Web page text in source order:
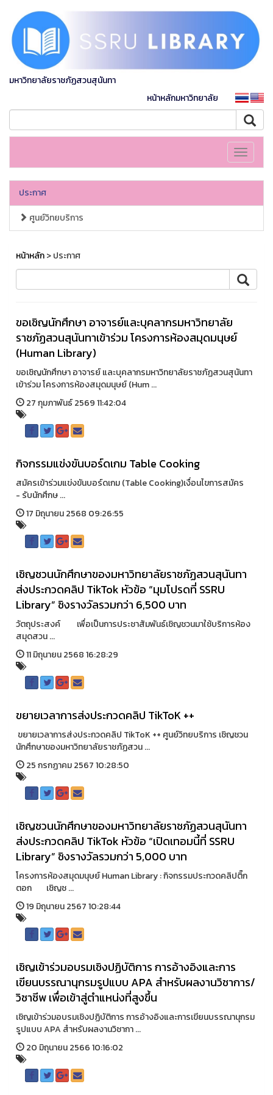
มหาวิทยาลัยราชภัฏสวนสุนันทา
หน้าหลักมหาวิทยาลัย
Toggle
ประกาศ
ศูนย์วิทยบริการ
หน้าหลัก> ประกาศ
ขอเชิญนักศึกษา​ อาจารย์​ และบุคลากรมหาวิทยาลัย
ราชภัฏสวนสุนันทาเข้าร่วม โครงการห้องสมุดมนุษย์
(Human Library)
ขอเชิญนักศึกษา อาจารย์ และบุคลากรมหาวิทยาลัยราชภัฏสวนสุนันทา
เข้าร่วม โครงการห้องสมุดมนุษย์ (Hum ...
27 กุมภาพันธ์ 2569 11:42:04
กิจกรรมแข่งขันบอร์ดเกม Table Cooking
สมัครเข้าร่วมแข่งขันบอร์ดเกม (Table Cooking)เงื่อนไขการสมัคร
- รับนักศึกษ ...
17 มิถุนายน 2568 09:26:55
เชิญชวนนักศึกษาของมหาวิทยาลัยราชภัฏสวนสุนันทา
ส่งประกวดคลิป TikTok หัวข้อ “มุมโปรดที่ SSRU
Library” ชิงรางวัลรวมกว่า 6,500 บาท
วัตถุประสงค์ เพื่อเป็นการประชาสัมพันธ์เชิญชวนมาใช้บริการห้อง
สมุดสวน ...
11 มิถุนายน 2568 16:28:29
ขยายเวลาการส่งประกวดคลิป TikToK ++
ขยายเวลาการส่งประกวดคลิป TikToK ++ ศูนย์วิทยบริการ เชิญชวน
นักศึกษาของมหาวิทยาลัยราชภัฏสวน ...
25 กรกฏาคม 2567 10:28:50
เชิญชวนนักศึกษาของมหาวิทยาลัยราชภัฏสวนสุนันทา
ส่งประกวดคลิป TikTok หัวข้อ “เปิดเทอมนี้ที่ SSRU
Library” ชิงรางวัลรวมกว่า 5,000 บาท
โครงการห้องสมุดมนุษย์ Human Library : กิจกรรมประกวดคลิปติ๊ก
ตอก เชิญช ...
19 มิถุนายน 2567 10:28:44
เชิญเข้าร่วมอบรมเชิงปฏิบัติการ การอ้างอิงและการ
เขียนบรรณานุกรมรูปแบบ APA สำหรับผลงานวิชาการ/
วิชาชีพ เพื่อเข้าสู่ตำแหน่งที่สูงขึ้น
เชิญเข้าร่วมอบรมเชิงปฏิบัติการ การอ้างอิงและการเขียนบรรณานุกรม
รูปแบบ APA สำหรับผลงานวิชากา ...
20 มิถุนายน 2566 10:16:02